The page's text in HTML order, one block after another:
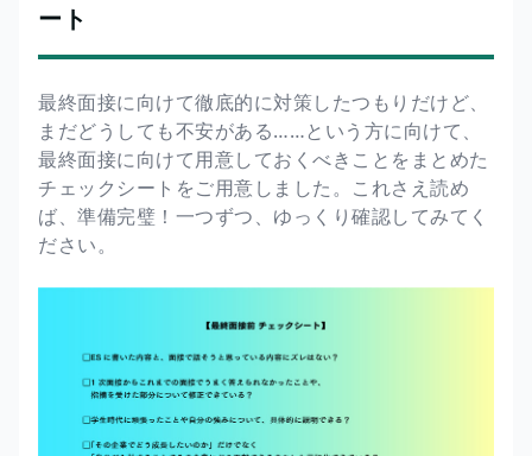
ート
最終面接に向けて徹底的に対策したつもりだけど、
まだどうしても不安がある……という方に向けて、
最終面接に向けて用意しておくべきことをまとめた
チェックシートをご用意しました。これさえ読め
ば、準備完璧！一つずつ、ゆっくり確認してみてく
ださい。